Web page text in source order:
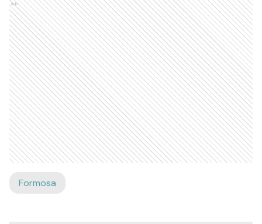
Ads
Formosa